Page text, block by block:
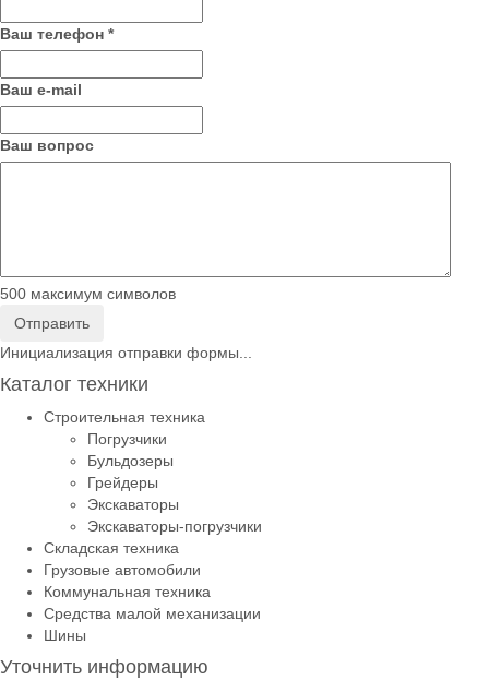
Ваш телефон *
Ваш е-mail
Ваш вопрос
500 максимум символов
Отправить
Инициализация отправки формы...
Каталог техники
Строительная техника
Погрузчики
Бульдозеры
Грейдеры
Экскаваторы
Экскаваторы-погрузчики
Складская техника
Грузовые автомобили
Коммунальная техника
Средства малой механизации
Шины
Уточнить информацию